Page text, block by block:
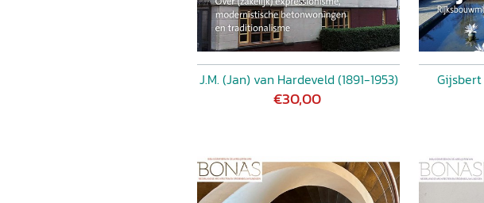
J.M. (Jan) van Hardeveld (1891-1953)
€30,00
Gijsbert